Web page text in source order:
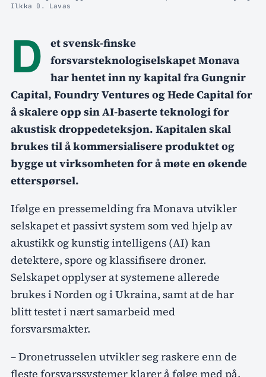
Ilkka O. Lavas
D
et svensk-finske
forsvarsteknologiselskapet Monava
har hentet inn ny kapital fra Gungnir
Capital, Foundry Ventures og Hede Capital for
å skalere opp sin AI-baserte teknologi for
akustisk droppedeteksjon. Kapitalen skal
brukes til å kommersialisere produktet og
bygge ut virksomheten for å møte en økende
etterspørsel.
Ifølge en pressemelding fra Monava utvikler
selskapet et passivt system som ved hjelp av
akustikk og kunstig intelligens (AI) kan
detektere, spore og klassifisere droner.
Selskapet opplyser at systemene allerede
brukes i Norden og i Ukraina, samt at de har
blitt testet i nært samarbeid med
forsvarsmakter.
– Dronetrusselen utvikler seg raskere enn de
fleste forsvarssystemer klarer å følge med på.